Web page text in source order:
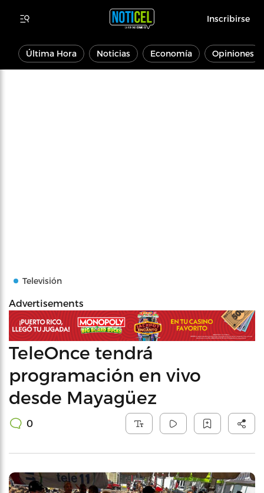
Inscribirse
Última Hora Noticias Economía Opiniones
Televisión
Advertisements
TeleOnce tendrá
programación en vivo
desde Mayagüez
0